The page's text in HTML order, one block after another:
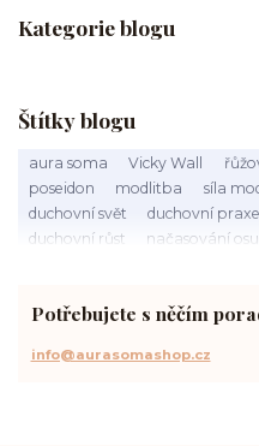
Kategorie blogu
Štítky blogu
aura soma Vicky Wall
poseidon
modlitba síla
duchovní svět
duchovní praxe
duchovní růst
načasování
Potřebujete s něčím
info@aurasomashop.cz